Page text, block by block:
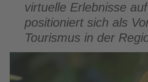
virtuelle Erlebnisse
positioniert sich als
Tourismus in der